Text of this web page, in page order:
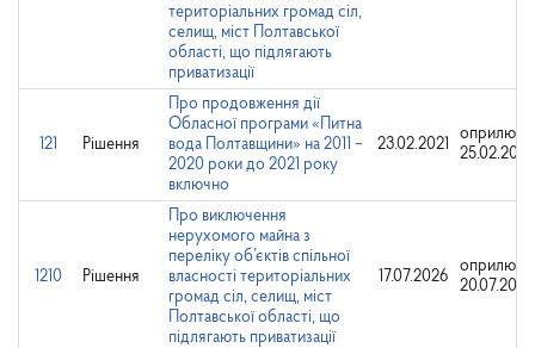
територіальних громад сіл,
селищ, міст Полтавської
області, що підлягають
приватизації
121 Рішення
Про продовження дії
Обласної програми «Питна
вода Полтавщини» на 2011 –
2020 роки до 2021 року
включно
23.02.2021
25.02.2021
1210 Рішення
Про виключення
нерухомого майна з
переліку об’єктів спільної
власності територіальних
громад сіл, селищ, міст
Полтавської області, що
підлягають приватизації
17.07.2026
20.07.2026